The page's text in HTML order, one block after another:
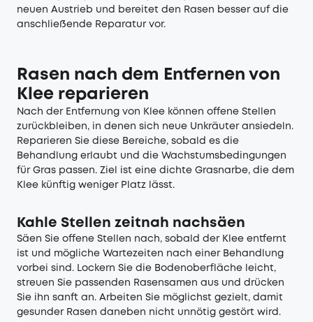
neuen Austrieb und bereitet den Rasen besser auf die
anschließende Reparatur vor.
Rasen nach dem Entfernen von
Klee reparieren
Nach der Entfernung von Klee können offene Stellen
zurückbleiben, in denen sich neue Unkräuter ansiedeln.
Reparieren Sie diese Bereiche, sobald es die
Behandlung erlaubt und die Wachstumsbedingungen
für Gras passen. Ziel ist eine dichte Grasnarbe, die dem
Klee künftig weniger Platz lässt.
Kahle Stellen zeitnah nachsäen
Säen Sie offene Stellen nach, sobald der Klee entfernt
ist und mögliche Wartezeiten nach einer Behandlung
vorbei sind. Lockern Sie die Bodenoberfläche leicht,
streuen Sie passenden Rasensamen aus und drücken
Sie ihn sanft an. Arbeiten Sie möglichst gezielt, damit
gesunder Rasen daneben nicht unnötig gestört wird.